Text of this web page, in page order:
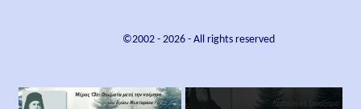
©2002 - 2026- All rights reserved
×